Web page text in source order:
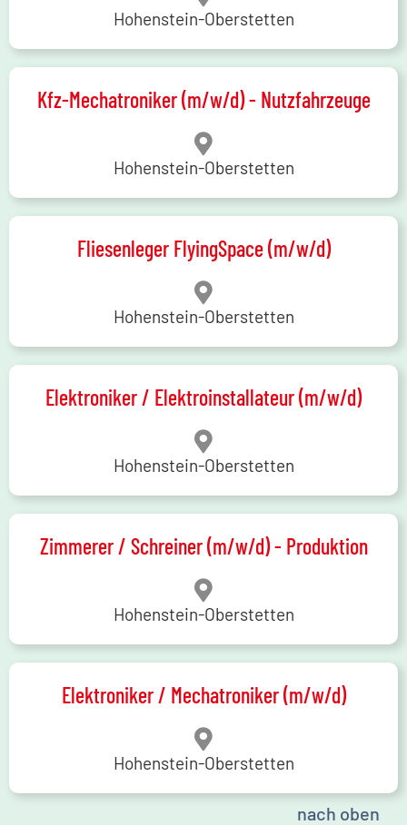
Hohenstein-Oberstetten
Kfz-Mechatroniker (m/w/d) - Nutzfahrzeuge
Hohenstein-Oberstetten
Fliesenleger FlyingSpace (m/w/d)
Hohenstein-Oberstetten
Elektroniker / Elektroinstallateur (m/w/d)
Hohenstein-Oberstetten
Zimmerer / Schreiner (m/w/d) - Produktion
Hohenstein-Oberstetten
Elektroniker / Mechatroniker (m/w/d)
Hohenstein-Oberstetten
nach oben